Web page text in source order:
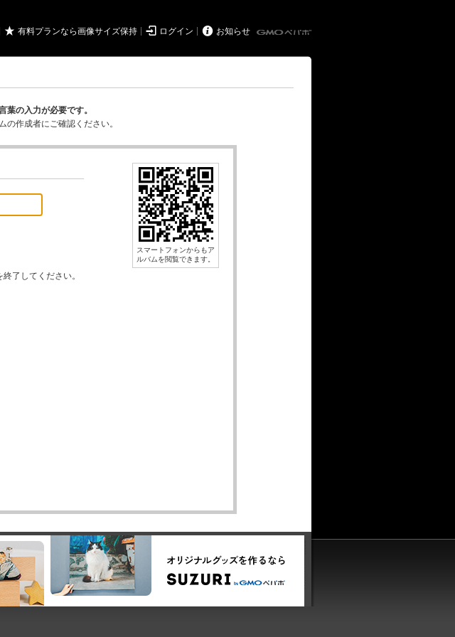
★ 有料プランなら画像サイズ保持  ログイン  お知らせ
葉の入力が必要です。
の作成者にご確認ください。
了してください。
スマートフォンからもア
ルバムを閲覧できます。